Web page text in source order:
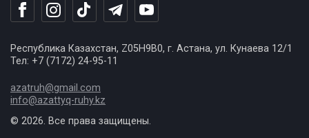
Республика Казахстан, Z05H9B0, г. Астана, ул. Кунаева 12/1
Тел: +7 (7172) 24-95-11
azatruh@gmail.com
info@azattyq-ruhy.kz
© 2026. Все права защищены.